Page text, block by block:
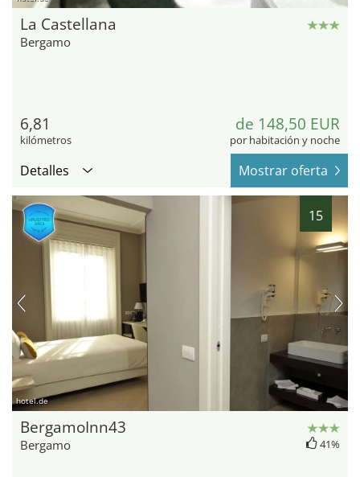
La Castellana
Bergamo
6,81
kilómetros
de 148,50 EUR
por habitación y noche
Detalles Mostrar oferta
15
hotel.de
BergamoInn43
Bergamo 41%